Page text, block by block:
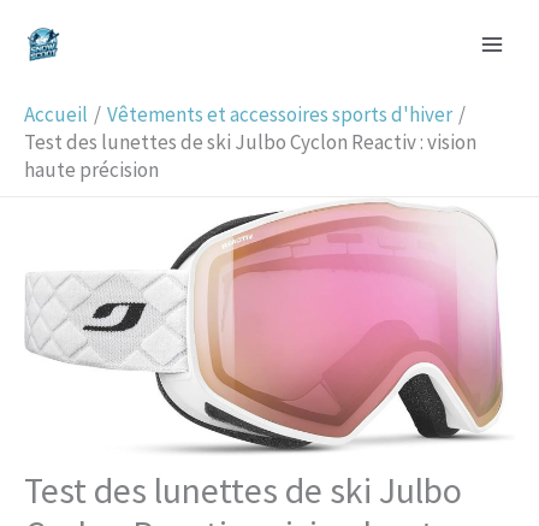
Accueil
Vêtements et accessoires sports d'hiver
Test des lunettes de ski Julbo Cyclon Reactiv : vision
haute précision
Test des lunettes de ski Julbo
e
c
h
e
h
e